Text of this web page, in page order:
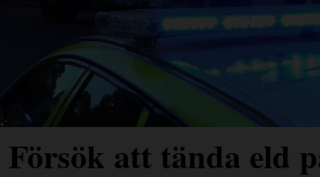
Försök att tända eld